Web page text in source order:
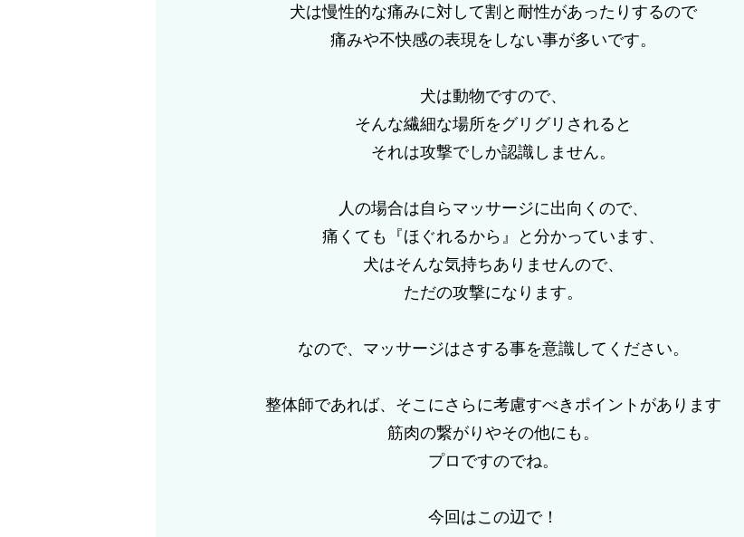
犬は慢性的な痛みに対して割と耐性があったりするので
痛みや不快感の表現をしない事が多いです。
犬は動物ですので、
そんな繊細な場所をグリグリされると
それは攻撃でしか認識しません。
人の場合は自らマッサージに出向くので、
痛くても『ほぐれるから』と分かっています、
犬はそんな気持ちありませんので、
ただの攻撃になります。
なので、マッサージはさする事を意識してください。
整体師であれば、そこにさらに考慮すべきポイントがあります
筋肉の繋がりやその他にも。
プロですのでね。
今回はこの辺で！